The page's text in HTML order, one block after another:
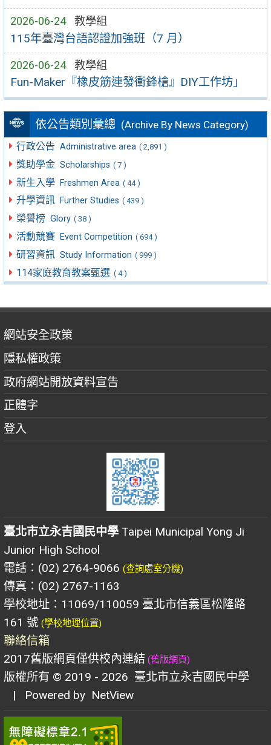
2026-06-24 教學組
115年臺灣台語認證加強班（7 月）
2026-06-24 教學組
Fun-Maker『橡皮筋連發衝鋒槍』DIY工作坊」
依公告類別彙總 (Archive By News Category)
行政公告 Administrative area ( 2,891 )
獎助學金 Scholarships ( 7 )
新生入學 Freshmen Area ( 44 )
升學資訊 Further Studies ( 439 )
榮譽榜 Glory ( 38 )
活動競賽 Event Competition ( 694 )
研習資訊 Study Information ( 999 )
114家庭教育教案甄選 ( 4 )
網站安全政策
隱私權政策
政府網站開放資料宣告
正體字
登入
臺北市立永吉國民中學 Taipei Municipal Yong Ji
Junior High School
電話：(02) 2764-9066 (查詢處室分機)
傳真：(02) 2767-1163
學校地址：11069/110059 臺北市信義區松隆路
161 號 (學校地理位置)
聯絡信箱
2017舊版網頁僅供校內連結 (舊版網頁)
版權所有 © 2019 - 2026 臺北市立永吉國民中學
| Powered by NetView